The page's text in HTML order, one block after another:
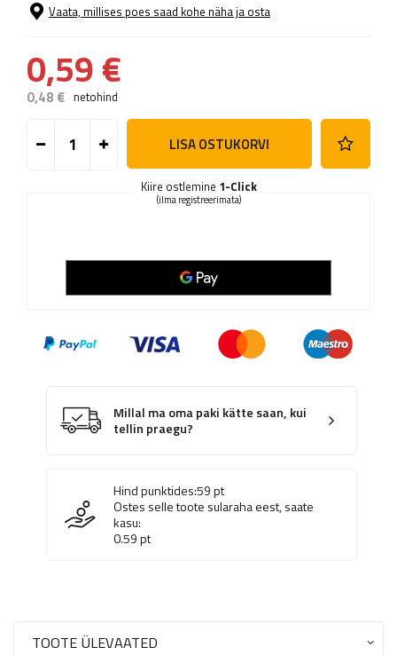
Vaata, millises poes saad kohe näha ja osta
0,59 €
0,48 € netohind
LISA OSTUKORVI
Kiire ostlemine 1-Click
(ilma registreerimata)
Millal ma oma paki kätte saan, kui
tellin praegu?
Hind punktides:59pt
Ostes selle toote sularaha eest, saate
kasu:
0.59pt
TOOTE ÜLEVAATED